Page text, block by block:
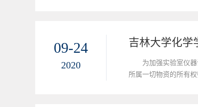
09-24
2020
吉林大学化学
为加强实验室仪
所属一切物资的所有